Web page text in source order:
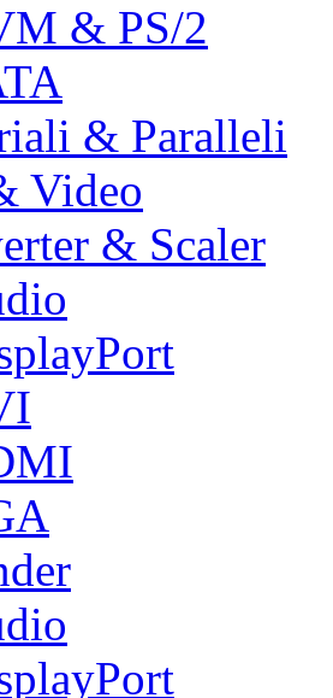
& PS/2
& Paralleli
Video
& Scaler